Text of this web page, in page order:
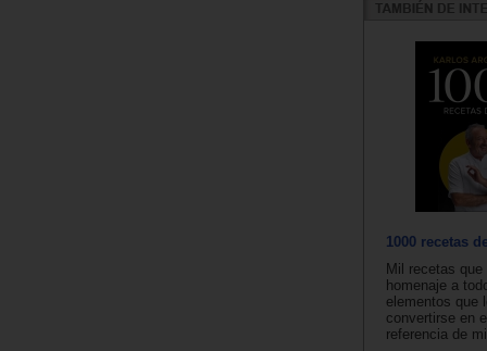
1000 recetas
Mil recetas que
homenaje a
elementos que
convertirse en
referencia de